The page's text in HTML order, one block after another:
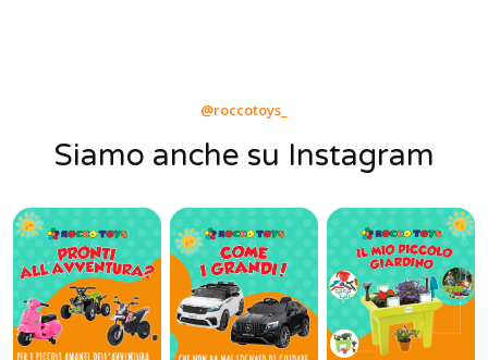
@roccotoys_
Siamo anche su Instagram